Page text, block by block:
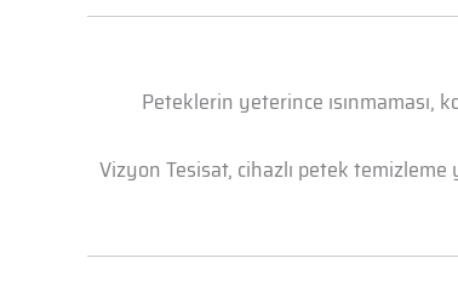
Peteklerin yeterince ısınmaması,
Vizyon Tesisat, cihazlı petek